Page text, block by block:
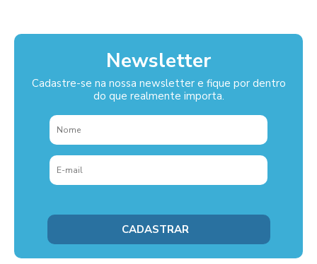
Newsletter
Cadastre-se na nossa newsletter e fique por dentro
do que realmente importa.